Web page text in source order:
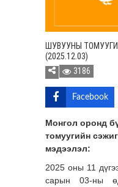
ШУВУУНЫ
(2025.12.03)
3186
Facebook
Монгол оронд
томуугийн
мэдээлэл:
2025 оны 11
сарын 03-ны